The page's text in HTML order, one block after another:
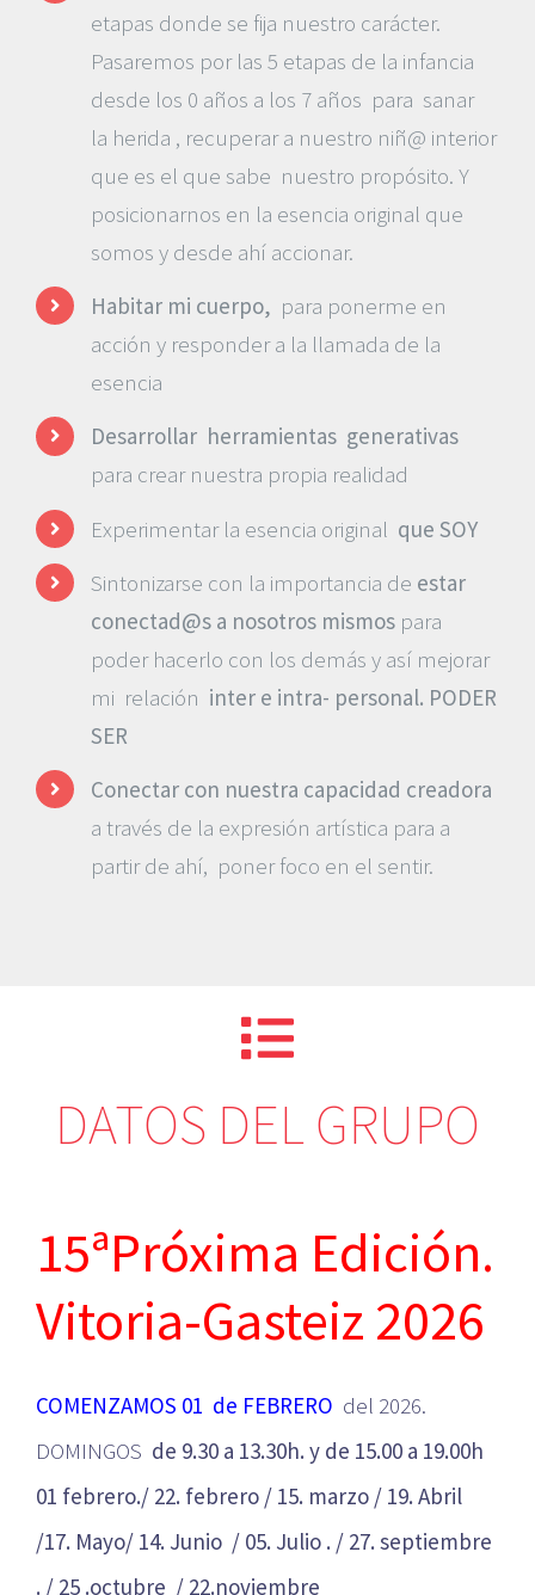
etapas donde se fija nuestro carácter.
Pasaremos por las 5 etapas de la infancia
desde los 0 años a los 7 años para sanar
la herida , recuperar a nuestro niñ@ interior
que es el que sabe nuestro propósito. Y
posicionarnos en la esencia original que
somos y desde ahí accionar.
Habitar mi cuerpo, para ponerme en
acción y responder a la llamada de la
esencia
Desarrollar herramientas generativas
para crear nuestra propia realidad
Experimentar la esencia original que SOY
Sintonizarse con la importancia de estar
conectad@s a nosotros mismospara
poder hacerlo con los demás y así mejorar
mi relación inter e intra- personal. PODER
SER
Conectar con nuestra capacidad creadora
a través de la expresión artística para a
partir de ahí, poner foco en el sentir.
DATOS DEL GRUPO
15ªPróxima Edición.
Vitoria-Gasteiz 2026
COMENZAMOS 01 de FEBRERO del 2026.
DOMINGOS de 9.30 a 13.30h. y de 15.00 a 19.00h
01 febrero./ 22. febrero / 15. marzo / 19. Abril
/17. Mayo/ 14. Junio / 05. Julio . / 27. septiembre
. / 25 .octubre / 22.noviembre